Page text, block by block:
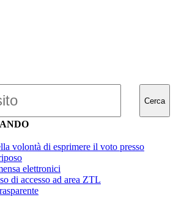
Cerca
volontà di esprimere il voto presso
elettronici
di accesso ad area ZTL